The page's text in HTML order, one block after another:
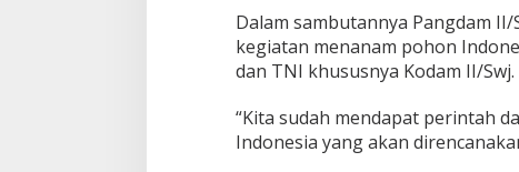
o
h
o
n
n
t
Dalam sambutannya Pangdam
kegiatan menanam pohon
dan TNI khususnya Kodam II/Swj.
“Kita sudah mendapat perintah
Indonesia yang akan